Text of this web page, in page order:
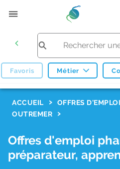
Favoris Métier
ACCUEIL OFFRES D'EMPLOI
OUTREMER
Offres d'emploi
préparateur,